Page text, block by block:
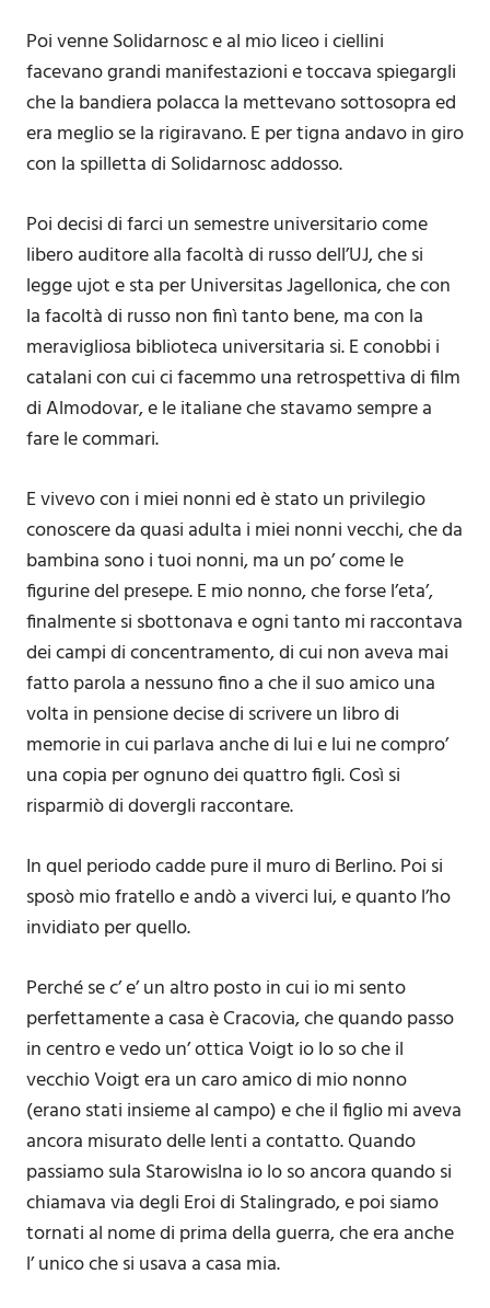
Poi venne Solidarnosc e al mio liceo i ciellini
facevano grandi manifestazioni e toccava spiegargli
che la bandiera polacca la mettevano sottosopra ed
era meglio se la rigiravano. E per tigna andavo in giro
con la spilletta di Solidarnosc addosso.
Poi decisi di farci un semestre universitario come
libero auditore alla facoltà di russo dell’UJ, che si
legge ujot e sta per Universitas Jagellonica, che con
la facoltà di russo non finì tanto bene, ma con la
meravigliosa biblioteca universitaria si. E conobbi i
catalani con cui ci facemmo una retrospettiva di film
di Almodovar, e le italiane che stavamo sempre a
fare le commari.
E vivevo con i miei nonni ed è stato un privilegio
conoscere da quasi adulta i miei nonni vecchi, che da
bambina sono i tuoi nonni, ma un po’ come le
figurine del presepe. E mio nonno, che forse l’eta’,
finalmente si sbottonava e ogni tanto mi raccontava
dei campi di concentramento, di cui non aveva mai
fatto parola a nessuno fino a che il suo amico una
volta in pensione decise di scrivere un libro di
memorie in cui parlava anche di lui e lui ne compro’
una copia per ognuno dei quattro figli. Così si
risparmiò di dovergli raccontare.
In quel periodo cadde pure il muro di Berlino. Poi si
sposò mio fratello e andò a viverci lui, e quanto l’ho
invidiato per quello.
Perché se c’ e’ un altro posto in cui io mi sento
perfettamente a casa è Cracovia, che quando passo
in centro e vedo un’ ottica Voigt io lo so che il
vecchio Voigt era un caro amico di mio nonno
(erano stati insieme al campo) e che il figlio mi aveva
ancora misurato delle lenti a contatto. Quando
passiamo sula Starowislna io lo so ancora quando si
chiamava via degli Eroi di Stalingrado, e poi siamo
tornati al nome di prima della guerra, che era anche
l’ unico che si usava a casa mia.